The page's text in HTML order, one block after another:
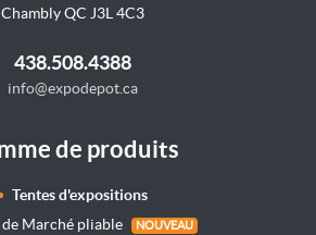
Chambly QC J3L 4C3
438.508.4388
info@expodepot.ca
de produits
Tentes d'expositions
de Marché pliable
NOUVEAU